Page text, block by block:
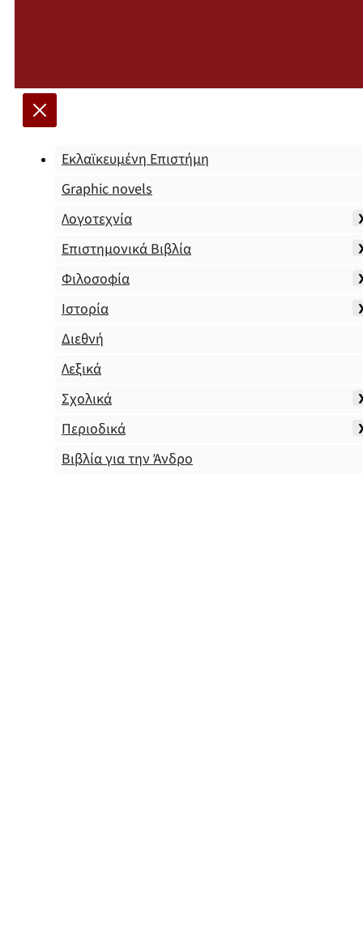
Εκλαϊκευμένη Επιστήμη
Graphic novels
Λογοτεχνία
Επιστημονικά Βιβλία
Φιλοσοφία
Ιστορία
Διεθνή
Λεξικά
Σχολικά
Περιοδικά
Βιβλία για την Άνδρο